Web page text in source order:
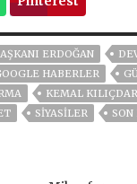
ERDOĞAN
HABERLER
KEMAL
SİYASİLER